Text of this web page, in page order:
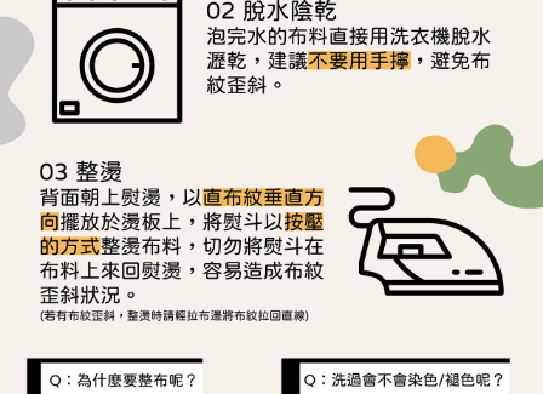
時審查核予不同之上限額度；若仍有額度不足之情形，本公司將視審查結果
請求用戶進行身份認證。
５．嚴禁一人註冊多個帳號或使用他人資訊註冊。若發現惡意使用之情形，
恩沛科技股份有限公司將有權停止該用戶之使用額度並採取法律行動。